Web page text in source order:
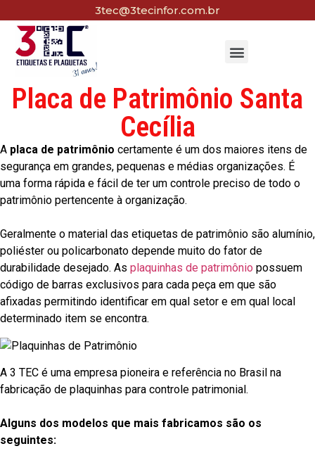
3tec@3tecinfor.com.br
Placa de Patrimônio Santa
Cecília
A placa de patrimônio certamente é um dos maiores itens de
segurança em grandes, pequenas e médias organizações. É
uma forma rápida e fácil de ter um controle preciso de todo o
patrimônio pertencente à organização.
Geralmente o material das etiquetas de patrimônio são alumínio,
poliéster ou policarbonato depende muito do fator de
durabilidade desejado. As plaquinhas de patrimônio possuem
código de barras exclusivos para cada peça em que são
afixadas permitindo identificar em qual setor e em qual local
determinado item se encontra.
A 3 TEC é uma empresa pioneira e referência no Brasil na
fabricação de plaquinhas para controle patrimonial.
Alguns dos modelos que mais fabricamos são os
seguintes: